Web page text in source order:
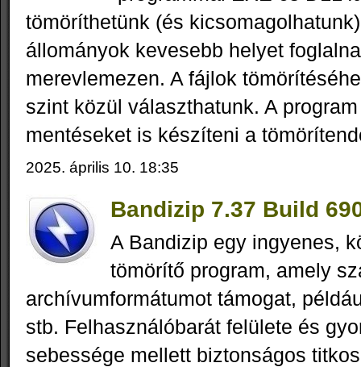
tömöríthetünk (és
állományok kevesebb helyet
merevlemezen. A fájlok
szint közül választhatunk. A
mentéseket is készíteni a
2025. április 10. 18:35
Bandizip 7.37 Build
A Bandizip egy ingyenes,
tömörítő program, amely
archívumformátumot támogat,
stb. Felhasználóbarát felülete és
sebessége mellett biztonságos